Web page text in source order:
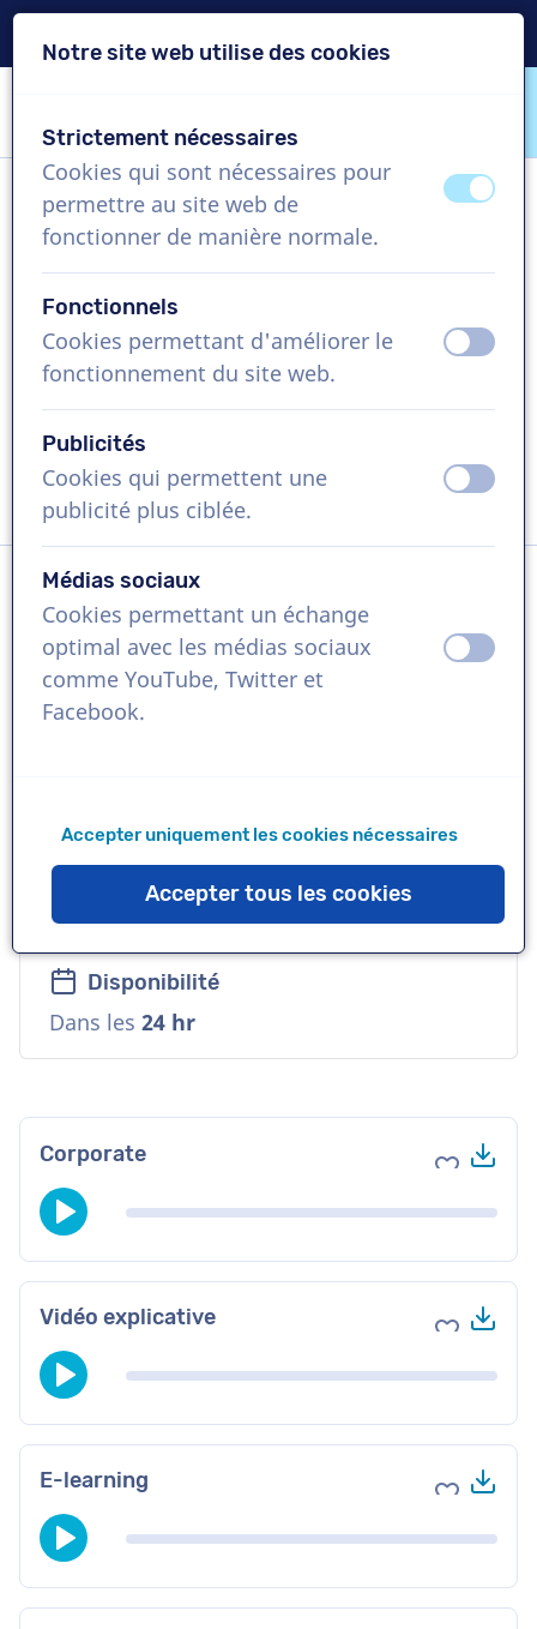
VoiceProductions
Ann B
Femme, Belgique
US$ 274,95
Vidéo d'entreprise , 1 - 250 mots
Demandez une démo gratuite
Langue
Flamand
Références
Voix
Naturelle, Fiable, Accessible, Mature,
Amicale
Disponibilité
Dans les 24 hr
Corporate Ajouter
Vidéo explicative Ajouter
E-learning Ajouter
Notre site web utilise des cookies
Strictement nécessaires
Cookies qui sont nécessaires pour
permettre au site web de
fonctionner de manière normale.
éteint
Fonctionnels
Cookies permettant d'améliorer le
fonctionnement du site web.
éteint
Publicités
Cookies qui permettent une
publicité plus ciblée.
éteint
Médias sociaux
Cookies permettant un échange
optimal avec les médias sociaux
comme YouTube, Twitter et
Facebook.
éteint
Accepter uniquement les cookies nécessaires
Accepter tous les cookies